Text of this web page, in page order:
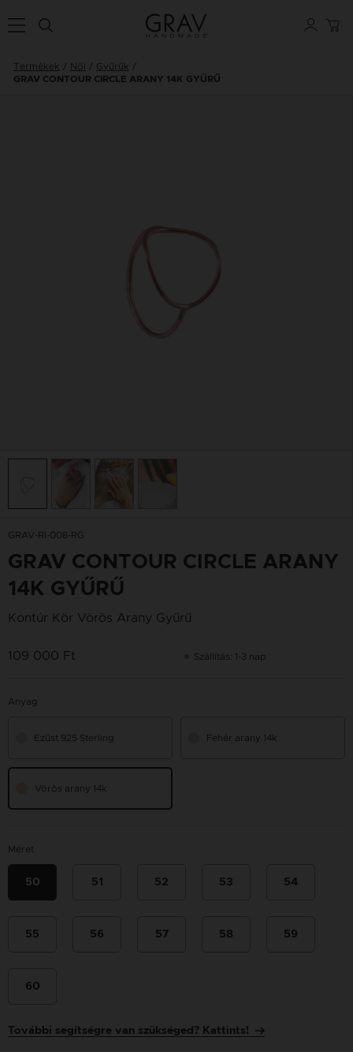
Termékek Női Gyűrűk
GRAV CONTOUR CIRCLE ARANY 14K GYŰRŰ
GRAV-RI-008-RG
GRAV CONTOUR CIRCLE ARANY
14K GYŰRŰ
Kontúr Kör Vörös Arany Gyűrű
109 000 Ft Szállítás: 1-3 nap
Anyag
Ezüst 925 Sterling Fehér arany 14k
Vörös arany 14k
Méret
50 51 52 53 54
55 56 57 58 59
60
További segítségre van szükséged? Kattints!